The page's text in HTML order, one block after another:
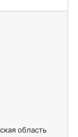
область